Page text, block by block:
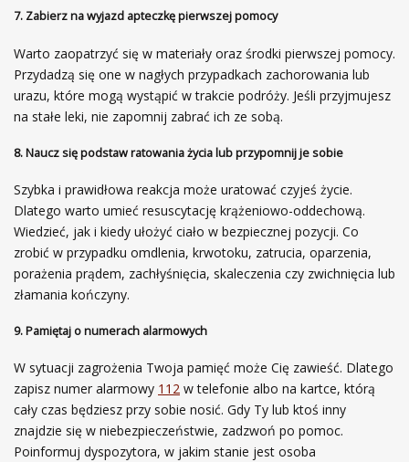
7. Zabierz na wyjazd apteczkę pierwszej pomocy
Warto zaopatrzyć się w materiały oraz środki pierwszej pomocy.
Przydadzą się one w nagłych przypadkach zachorowania lub
urazu, które mogą wystąpić w trakcie podróży. Jeśli przyjmujesz
na stałe leki, nie zapomnij zabrać ich ze sobą.
8. Naucz się podstaw ratowania życia lub przypomnij je sobie
Szybka i prawidłowa reakcja może uratować czyjeś życie.
Dlatego warto umieć resuscytację krążeniowo-oddechową.
Wiedzieć, jak i kiedy ułożyć ciało w bezpiecznej pozycji. Co
zrobić w przypadku omdlenia, krwotoku, zatrucia, oparzenia,
porażenia prądem, zachłyśnięcia, skaleczenia czy zwichnięcia lub
złamania kończyny.
9. Pamiętaj o numerach alarmowych
W sytuacji zagrożenia Twoja pamięć może Cię zawieść. Dlatego
zapisz numer alarmowy 112 w telefonie albo na kartce, którą
cały czas będziesz przy sobie nosić. Gdy Ty lub ktoś inny
znajdzie się w niebezpieczeństwie, zadzwoń po pomoc.
Poinformuj dyspozytora, w jakim stanie jest osoba